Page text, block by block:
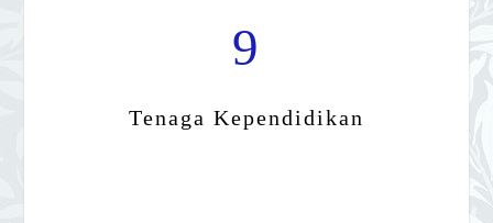
9
Tenaga Kependidikan